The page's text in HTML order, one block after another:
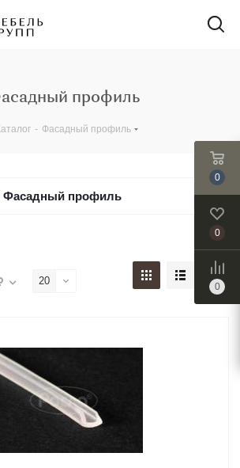
профиль
- Фасадный профиль
Фасадный профиль
20
0
0
0